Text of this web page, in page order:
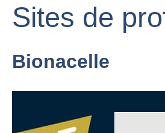
Sites de
Bionacelle